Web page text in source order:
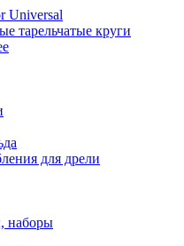
Universal
тарельчатые круги
для дрели
наборы